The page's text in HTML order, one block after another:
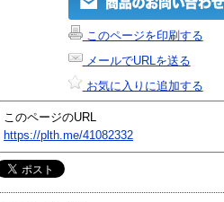
このページを印刷する
メールでURLを送る
お気に入りに追加する
このページのURL
https://plth.me/41082332